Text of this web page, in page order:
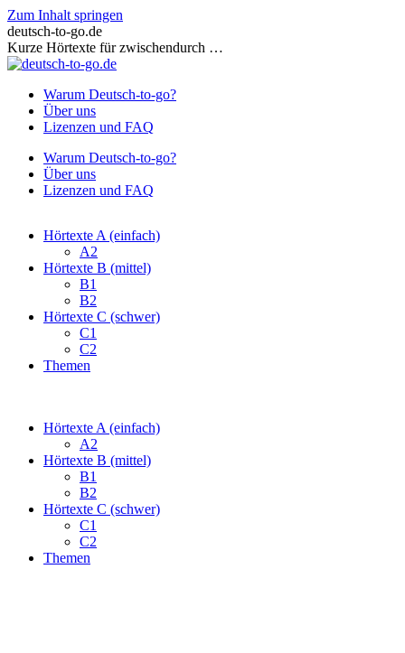
Zum Inhalt springen
deutsch-to-go.de
Kurze Hörtexte für zwischendurch …
Warum Deutsch-to-go?
Über uns
Lizenzen und FAQ
Warum Deutsch-to-go?
Über uns
Lizenzen und FAQ
Hörtexte A (einfach)
A2
Hörtexte B (mittel)
B1
B2
Hörtexte C (schwer)
C1
C2
Themen
Hörtexte A (einfach)
A2
Hörtexte B (mittel)
B1
B2
Hörtexte C (schwer)
C1
C2
Themen